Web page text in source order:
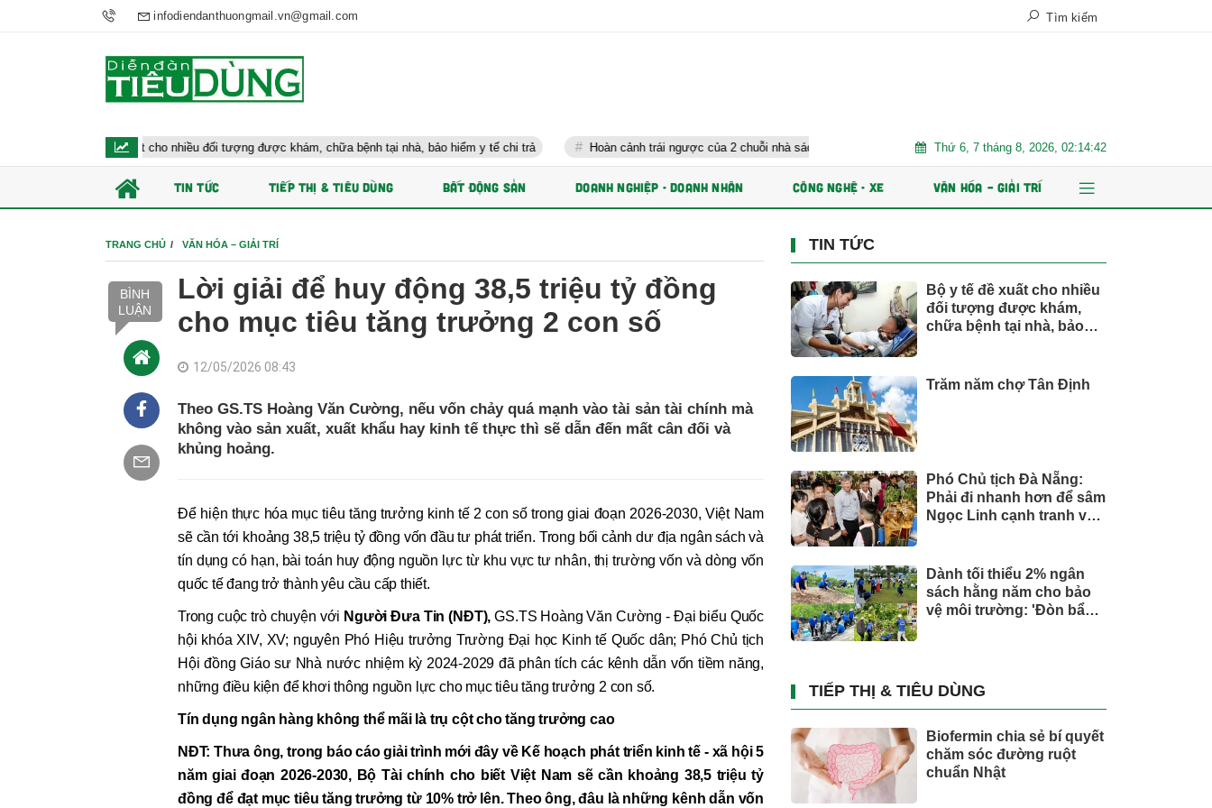
infodiendanthuongmail.vn@gmail.com Tìm kiếm
Bộ y tế đề xuất cho nhiều đối tượng được khám, chữa bệnh tại nhà, bảo hiểm y tế chi trả Hoàn cảnh trái ngược của 2 chuỗi nhà sách lớn nhất Việt Nam Trăm năm chợ Tân Định AI và dữ liệu định
Thứ 6, 7 tháng 8, 2026, 02:14:44
TIN TỨC TIẾP THỊ & TIÊU DÙNG BẤT ĐỘNG SẢN DOANH NGHIỆP - DOANH NHÂN CÔNG NGHỆ - XE VĂN HÓA – GIẢI TRÍ
TRANG CHỦ VĂN HÓA – GIẢI TRÍ
BÌNH
LUẬN
Lời giải để huy động 38,5 triệu tỷ đồng
cho mục tiêu tăng trưởng 2 con số
12/05/2026 08:43
Theo GS.TS Hoàng Văn Cường, nếu vốn chảy quá mạnh vào tài sản tài chính mà
không vào sản xuất, xuất khẩu hay kinh tế thực thì sẽ dẫn đến mất cân đối và
khủng hoảng.
Để hiện thực hóa mục tiêu tăng trưởng kinh tế 2 con số trong giai đoạn 2026-2030, Việt Nam
sẽ cần tới khoảng 38,5 triệu tỷ đồng vốn đầu tư phát triển. Trong bối cảnh dư địa ngân sách và
tín dụng có hạn, bài toán huy động nguồn lực từ khu vực tư nhân, thị trường vốn và dòng vốn
quốc tế đang trở thành yêu cầu cấp thiết.
Trong cuộc trò chuyện với Người Đưa Tin (NĐT), GS.TS Hoàng Văn Cường - Đại biểu Quốc
hội khóa XIV, XV; nguyên Phó Hiệu trưởng Trường Đại học Kinh tế Quốc dân; Phó Chủ tịch
Hội đồng Giáo sư Nhà nước nhiệm kỳ 2024-2029 đã phân tích các kênh dẫn vốn tiềm năng,
những điều kiện để khơi thông nguồn lực cho mục tiêu tăng trưởng 2 con số.
Tín dụng ngân hàng không thể mãi là trụ cột cho tăng trưởng cao
NĐT:Thưa ông, trong báo cáo giải trình mới đây về Kế hoạch phát triển kinh tế - xã hội 5
năm giai đoạn 2026-2030, Bộ Tài chính cho biết Việt Nam sẽ cần khoảng 38,5 triệu tỷ
đồng để đạt mục tiêu tăng trưởng từ 10% trở lên. Theo ông, đâu là những kênh dẫn vốn
TIN TỨC
Bộ y tế đề xuất cho nhiều
đối tượng được khám,
chữa bệnh tại nhà, bảo
Trăm năm chợ Tân Định
Phó Chủ tịch Đà Nẵng:
Phải đi nhanh hơn để sâm
Ngọc Linh cạnh tranh với
Dành tối thiểu 2% ngân
sách hằng năm cho bảo
vệ môi trường: 'Đòn bẩy'
TIẾP THỊ & TIÊU DÙNG
Biofermin chia sẻ bí quyết
chăm sóc đường ruột
chuẩn Nhật